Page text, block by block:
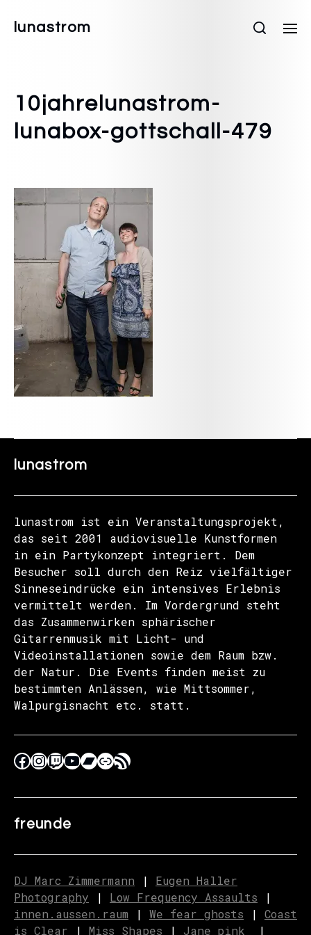
lunastrom
10jahrelunastrom-
lunabox-gottschall-479
lunastrom
lunastrom ist ein Veranstaltungsprojekt,
das seit 2001 audiovisuelle Kunstformen
in ein Partykonzept integriert. Dem
Besucher soll durch den Reiz vielfältiger
Sinneseindrücke ein intensives Erlebnis
vermittelt werden. Im Vordergrund steht
das Zusammenwirken sphärischer
Gitarrenmusik mit Licht- und
Videoinstallationen sowie dem Raum bzw.
der Natur. Die Events finden meist zu
bestimmten Anlässen, wie Mittsommer,
Walpurgisnacht etc. statt.
freunde
DJ Marc Zimmermann | Eugen Haller
Photography | Low Frequency Assaults |
innen.aussen.raum | We fear ghosts | Coast
is Clear | Miss Shapes | Jane_pink_ |